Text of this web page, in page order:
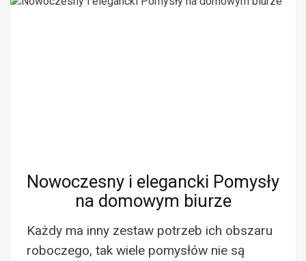
Nowoczesny i elegancki Pomysły
na domowym biurze
Każdy ma inny zestaw potrzeb ich obszaru
roboczego, tak wiele pomysłów nie są